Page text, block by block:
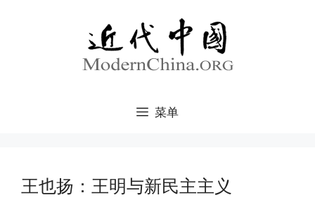
菜单
王也扬：王明与新民主主义